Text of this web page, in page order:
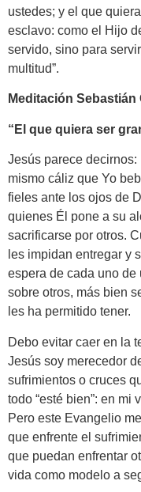
ustedes; y el que
esclavo: como el Hijo
servido, sino para
multitud”.
Meditación
“El que quiera ser
Jesús parece decirnos:
mismo cáliz que Yo
fieles ante los ojos de
quienes Él pone a su
sacrificarse por otros.
les impidan entregar y
espera de cada uno
sobre otros, más bien
les ha permitido tener.
Debo evitar caer en la
Jesús soy merecedor
sufrimientos o cruces
todo “esté bien”: en mi
Pero este Evangelio
que enfrente el
que puedan enfrentar
vida como modelo a